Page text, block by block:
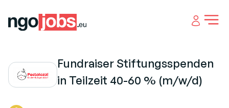
Open
Fundraiser Stiftungsspenden
in Teilzeit 40-60 % (m/w/d)